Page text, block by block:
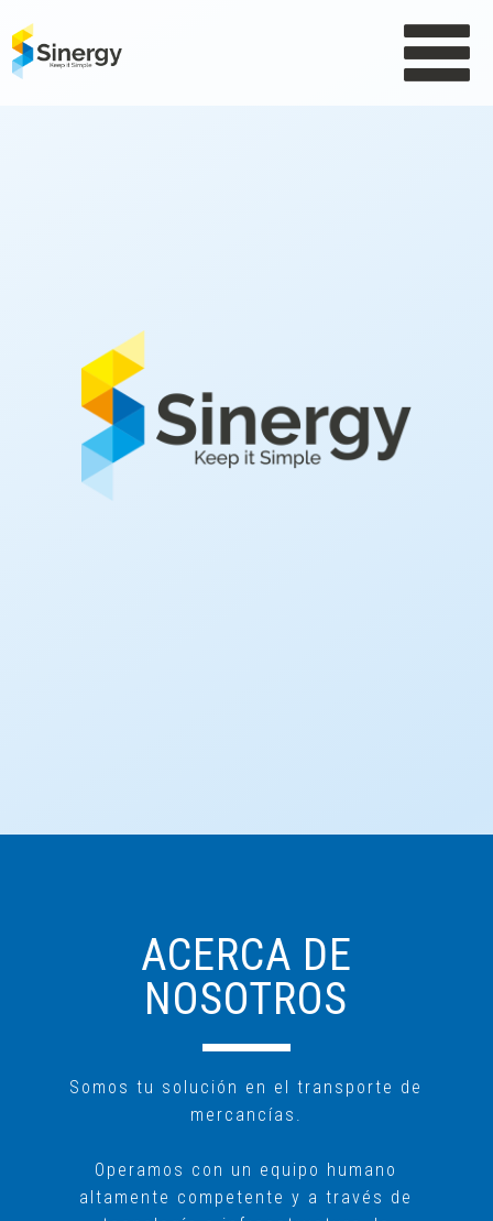
ACERCA DE
NOSOTROS
Somos tu solución en el transporte de
mercancías.
Operamos con un equipo humano
altamente competente y a través de